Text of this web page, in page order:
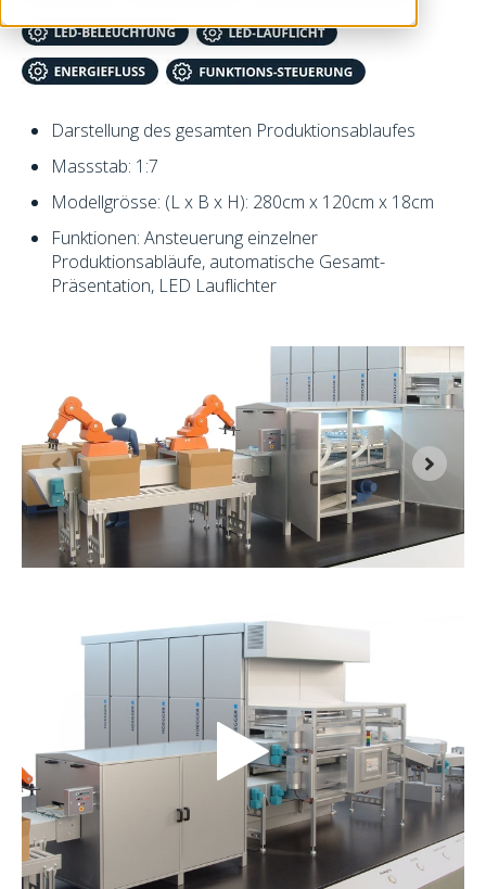
Darstellung des gesamten Produktionsablaufes
Massstab: 1:7
Modellgrösse: (L x B x H): 280cm x 120cm x 18cm
Funktionen: Ansteuerung einzelner
Produktionsabläufe, automatische Gesamt-
Präsentation, LED Lauflichter